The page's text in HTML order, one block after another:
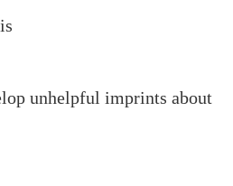
unhelpful imprints about